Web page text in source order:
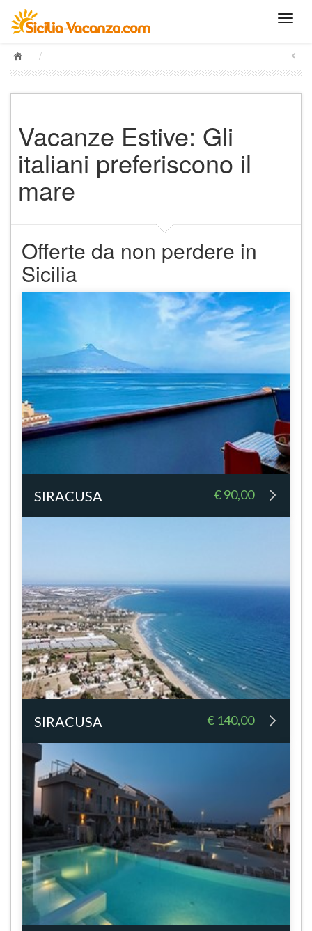
/
Vacanze Estive: Gli
italiani preferiscono il
mare
Offerte da non perdere in
Sicilia
SIRACUSA € 90,00
SIRACUSA € 140,00